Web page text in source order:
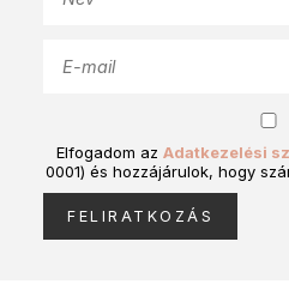
Elfogadom az Adatkezelési
0001) és hozzájárulok, hogy